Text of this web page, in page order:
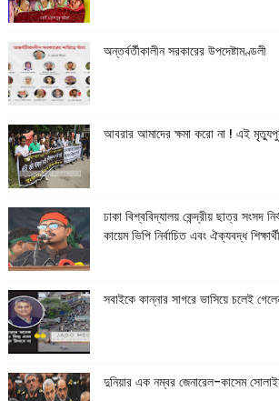
অন্তর্বর্তীকালীন সরকারের উপদেষ্টামণ্ডলী
আবরার আমাদের ক্ষমা করো না ! এই
ঢাকা বিশ্ববিদ্যালয় কেন্দ্রীয় ছাত্র সংসদ
কায়েম ভিপি নির্বাচিত এবং ঐক্যবদ্ধ
সবাইকে কান্নার সাগরে ভাসিয়ে চলেই
দুনিয়ার এক নম্বর জেনারেল-কাসেম